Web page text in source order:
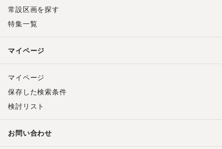
常設区画を探す
特集一覧
マイページ
マイページ
保存した検索条件
検討リスト
お問い合わせ